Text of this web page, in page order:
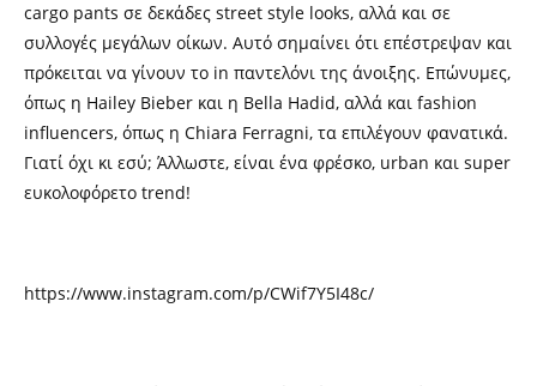
cargo pants σε δεκάδες street style looks, αλλά και σε
συλλογές μεγάλων οίκων. Αυτό σημαίνει ότι επέστρεψαν και
πρόκειται να γίνουν το in παντελόνι της άνοιξης. Επώνυμες,
όπως η Hailey Bieber και η Bella Hadid, αλλά και fashion
influencers, όπως η Chiara Ferragni, τα επιλέγουν φανατικά.
Γιατί όχι κι εσύ; Άλλωστε, είναι ένα φρέσκο, urban και super
ευκολοφόρετο trend!
https://www.instagram.com/p/CWif7Y5I48c/